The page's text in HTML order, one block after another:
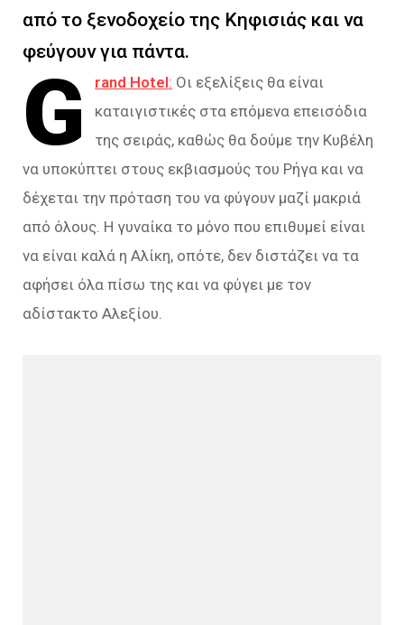
από το ξενοδοχείο της Κηφισιάς και να
φεύγουν για πάντα.
G rand Hotel: Οι εξελίξεις θα είναι
καταιγιστικές στα επόμενα επεισόδια
της σειράς, καθώς θα δούμε την Κυβέλη
να υποκύπτει στους εκβιασμούς του Ρήγα και να
δέχεται την πρόταση του να φύγουν μαζί μακριά
από όλους. Η γυναίκα το μόνο που επιθυμεί είναι
να είναι καλά η Αλίκη, οπότε, δεν διστάζει να τα
αφήσει όλα πίσω της και να φύγει με τον
αδίστακτο Αλεξίου.